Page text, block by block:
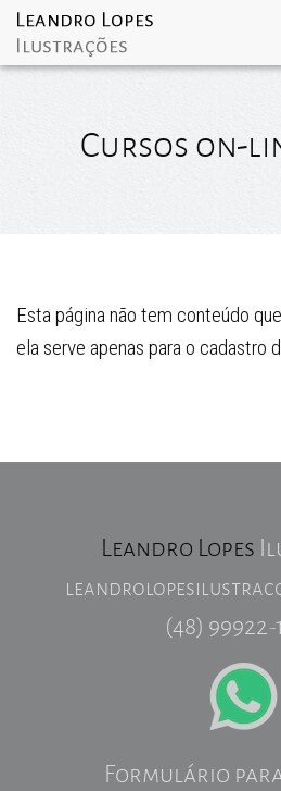
Cursos on-
Esta página não tem conteúdo
ela serve apenas para o cadastro
Leandro Lopes
(48) 99922-
Formulário